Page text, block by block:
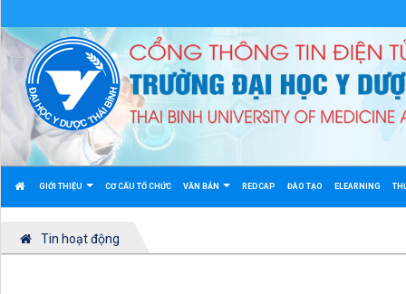
GIỚI THIỆU CƠ CẤU TỔ CHỨC VĂN BẢN REDCAP ĐÀO TẠO ELEARNING
Tin hoạt động